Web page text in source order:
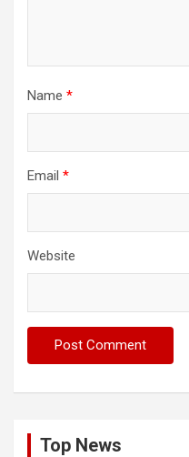
Name *
Email *
Website
Top News